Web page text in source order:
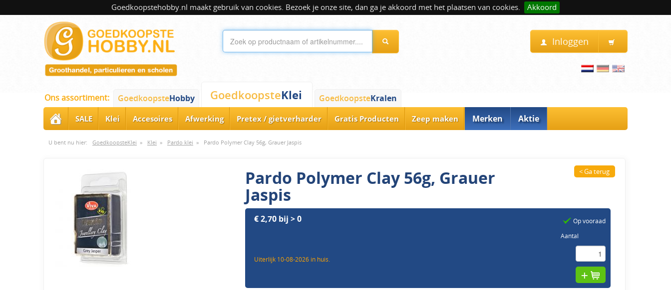
Goedkoopstehobby.nl maakt gebruik van cookies. Bezoek je onze site, dan ga je akkoord met het plaatsen van cookies. Akkoord
Inloggen
Ons assortiment: GoedkoopsteHobby GoedkoopsteKlei GoedkoopsteKralen
SALE Klei Accesoires Afwerking Pretex / gietverharder Gratis Producten Zeep maken Merken Aktie
U bent nu hier: GoedkoopsteKlei » Klei » Pardo klei » Pardo Polymer Clay 56g, Grauer Jaspis
Pardo Polymer Clay 56g, Grauer
Jaspis
< Ga terug
€ 2,70 bij > 0
Uiterlijk 10-08-2026 in huis.
Op vooraad
Aantal